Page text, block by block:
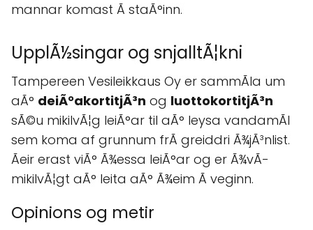
mannar komast Ã staÃ°inn.
UpplÃ½singar og snjalltÃ¦kni
Tampereen Vesileikkaus Oy er sammÃla um
aÃ° deiÃ°akortitjÃ³n og luottokortitjÃ³n
sÃ©u mikilvÃ¦g leiÃ°ar til aÃ° leysa vandamÃl
sem koma af grunnum frÃ greiddri Ã¾jÃ³nlist.
Ãeir erast viÃ° Ã¾essa leiÃ°ar og er Ã¾vÃ­
mikilvÃ¦gt aÃ° leita aÃ° Ã¾eim Ã veginn.
Opinions og metir